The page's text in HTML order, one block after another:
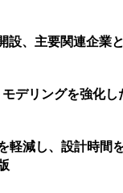
設、主要関連企業
デリングを強化
軽減し、設計時間